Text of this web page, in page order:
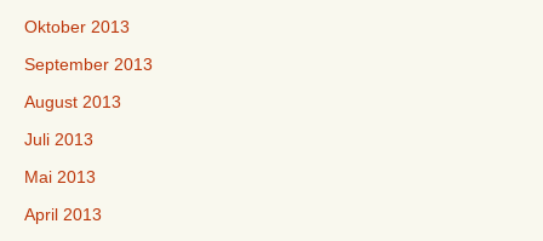
Oktober 2013
September 2013
August 2013
Juli 2013
Mai 2013
April 2013